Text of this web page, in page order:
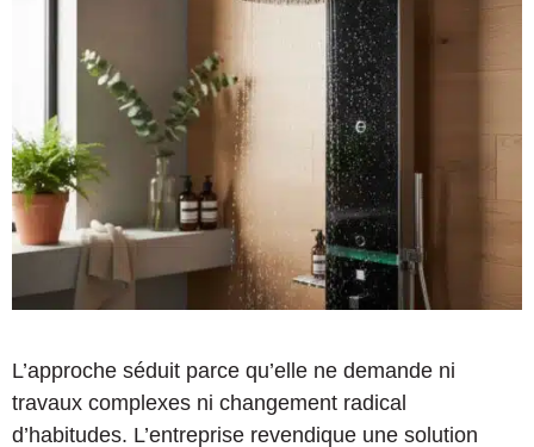
L’approche séduit parce qu’elle ne demande ni
travaux complexes ni changement radical
d’habitudes. L’entreprise revendique une solution